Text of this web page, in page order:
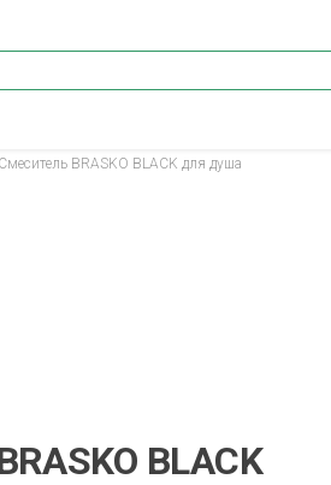
Смеситель BRASKO BLACK для душа
BLACK